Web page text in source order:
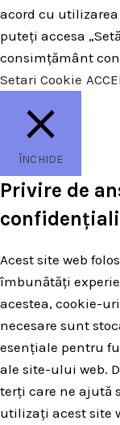
acord cu utilizarea
puteți accesa
consimțământ
Setari Cookie
ÎNCHIDE
Privire de
Acest site web
îmbunătăți
acestea, cookie-
necesare sunt
esențiale pentru
ale site-ului web.
terți care ne ajută
utilizați acest site